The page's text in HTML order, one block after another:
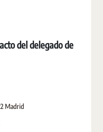
del delegado de
Madrid